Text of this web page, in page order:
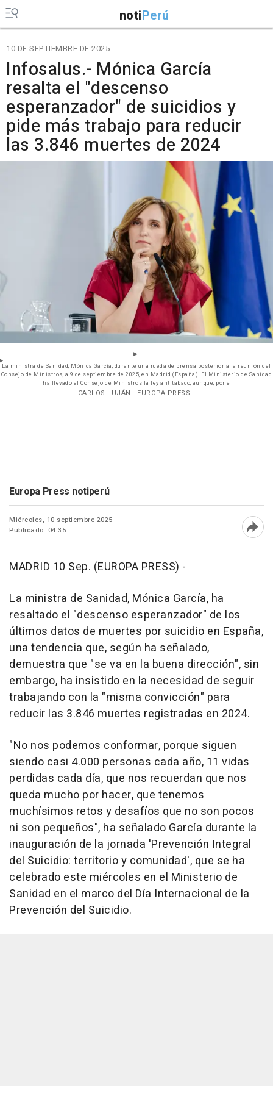
notiPerú
10 DE SEPTIEMBRE DE 2025
Infosalus.- Mónica García
resalta el "descenso
esperanzador" de suicidios y
pide más trabajo para reducir
las 3.846 muertes de 2024
La ministra de Sanidad, Mónica García, durante una rueda de prensa posterior a la reunión del
Consejo de Ministros, a 9 de septiembre de 2025, en Madrid (España). El Ministerio de Sanidad
ha llevado al Consejo de Ministros la ley antitabaco, aunque, por e
- CARLOS LUJÁN - EUROPA PRESS
Europa Press notiperú
Miércoles, 10 septiembre 2025
Publicado: 04:35
MADRID 10 Sep. (EUROPA PRESS) -
La ministra de Sanidad, Mónica García, ha
resaltado el "descenso esperanzador" de los
últimos datos de muertes por suicidio en España,
una tendencia que, según ha señalado,
demuestra que "se va en la buena dirección", sin
embargo, ha insistido en la necesidad de seguir
trabajando con la "misma convicción" para
reducir las 3.846 muertes registradas en 2024.
"No nos podemos conformar, porque siguen
siendo casi 4.000 personas cada año, 11 vidas
perdidas cada día, que nos recuerdan que nos
queda mucho por hacer, que tenemos
muchísimos retos y desafíos que no son pocos
ni son pequeños", ha señalado García durante la
inauguración de la jornada 'Prevención Integral
del Suicidio: territorio y comunidad', que se ha
celebrado este miércoles en el Ministerio de
Sanidad en el marco del Día Internacional de la
Prevención del Suicidio.